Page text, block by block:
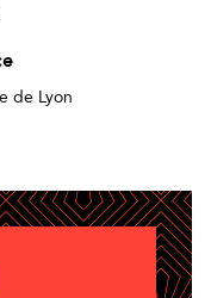
de Lyon